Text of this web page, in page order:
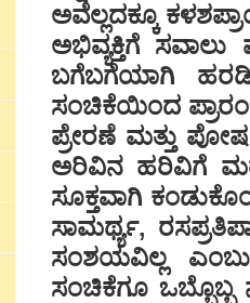
ಅವೆಲ್ಲದಕ್ಕೂ
ಅಭಿವ್ಯಕ್ತಿಗೆ ಸವಾಲು
ಬಗೆಬಗೆಯಾಗಿ
ಸಂಚಿಕೆಯಿಂದ
ಪ್ರೇರಣೆ ಮತ್ತು
ಅರಿವಿನ ಹರಿವಿಗೆ
ಸೂಕ್ತವಾಗಿ
ಸಾಮರ್ಥ್ಯ,
ಸಂಶಯವಿಲ್ಲ
ಸಂಚಿಕೆಗೂ